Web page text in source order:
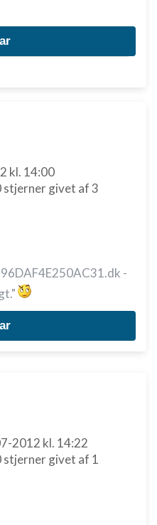
kl. 14:00
stjerner givet af3
-
2012 kl. 14:22
stjerner givet af 1